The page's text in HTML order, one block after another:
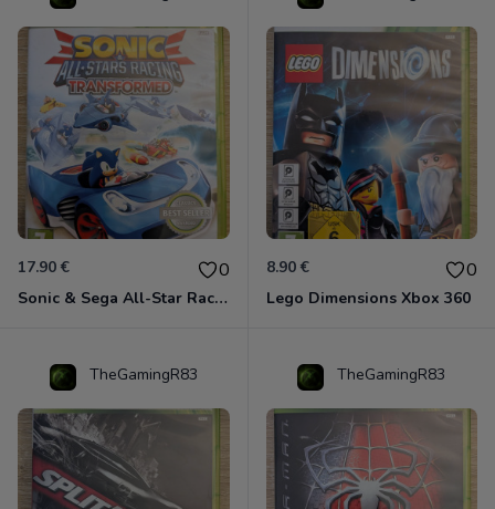
17.90 € 0
Sonic & Sega All-Star Racing - Transformed Xbox 360
8.90 € 0
Lego Dimensions Xbox 360
TheGamingR83 TheGamingR83